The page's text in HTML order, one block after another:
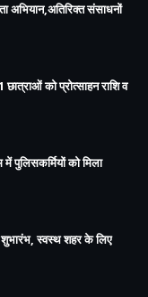
अभियान,अतिरिक्त संसाधनों
छात्राओं को प्रोत्साहन राशि व
पुलिसकर्मियों को मिला
शुभारंभ, स्वस्थ शहर के लिए